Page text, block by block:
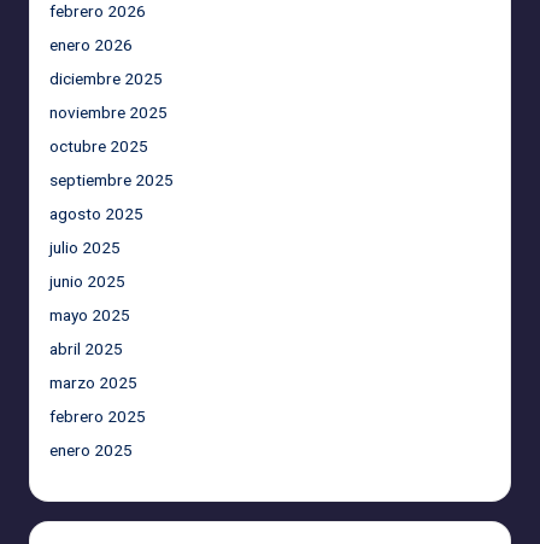
febrero 2026
enero 2026
diciembre 2025
noviembre 2025
octubre 2025
septiembre 2025
agosto 2025
julio 2025
junio 2025
mayo 2025
abril 2025
marzo 2025
febrero 2025
enero 2025